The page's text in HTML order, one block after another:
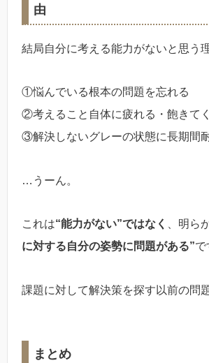
由
結局自分に考える能力がないと思う
①悩んでいる根本の問題を忘れる
②考えること自体に疲れる・飽きて
③解決しないグレーの状態に長期間
…うーん。
これは“能力がない”ではなく 、明ら
に対する自分の姿勢に問題がある”で
課題に対して解決策を探す以前の問
まとめ